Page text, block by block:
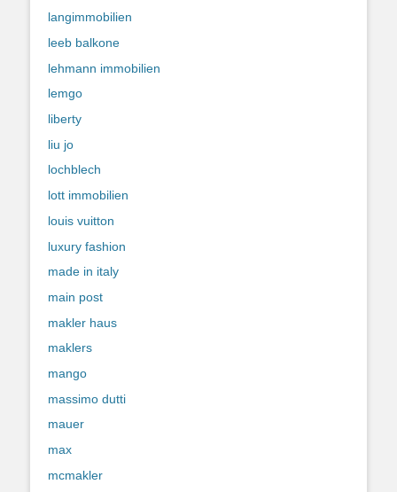
langimmobilien
leeb balkone
lehmann immobilien
lemgo
liberty
liu jo
lochblech
lott immobilien
louis vuitton
luxury fashion
made in italy
main post
makler haus
maklers
mango
massimo dutti
mauer
max
mcmakler